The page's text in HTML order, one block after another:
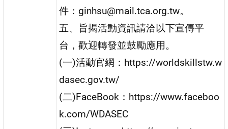
件：ginhsu@mail.tca.org.tw。
五、旨揭活動資訊請洽以下宣傳平
台，歡迎轉發並鼓勵應用。
(一)活動官網：https://worldskillstw.w
dasec.gov.tw/
(二)FaceBook：https://www.faceboo
k.com/WDASEC